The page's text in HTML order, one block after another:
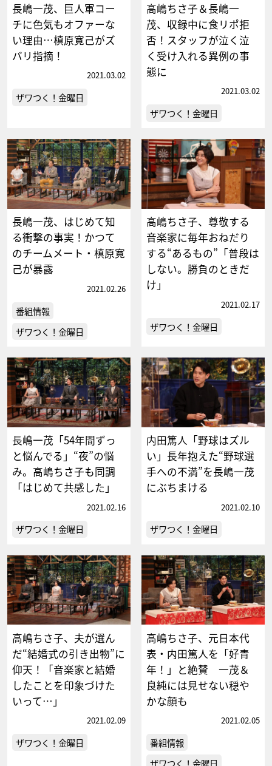
長嶋一茂、巨人軍コー
チに色気もオファーな
い理由…槙原寛己がズ
バリ指摘！
2021.03.02
ザワつく！金曜日
高嶋ちさ子＆長嶋一
茂、収録中に食リポ拒
否！スタッフが泣く泣
く受け入れる異例の事
態に
2021.03.02
ザワつく！金曜日
長嶋一茂、はじめて知
る衝撃の事実！かつて
のチームメート・槙原寛
己が暴露
2021.02.26
番組情報
ザワつく！金曜日
高嶋ちさ子、尊敬する
音楽家に毎年おねだり
する“あるもの”「普段は
しない。勝負のときだ
け」
2021.02.17
ザワつく！金曜日
長嶋一茂「54年間ずっ
と悩んでる」“夜”の悩
み。高嶋ちさ子も同調
「はじめて共感した」
2021.02.16
ザワつく！金曜日
内田篤人「野球はズル
い」長年抱えた“野球選
手への不満”を長嶋一茂
にぶちまける
2021.02.10
ザワつく！金曜日
高嶋ちさ子、夫が選ん
だ“結婚式の引き出物”に
仰天！「音楽家と結婚
したことを印象づけた
いって…」
2021.02.09
ザワつく！金曜日
高嶋ちさ子、元日本代
表・内田篤人を「好青
年！」と絶賛 一茂＆
良純には見せない穏や
かな顔も
2021.02.05
番組情報
ザワつく！金曜日